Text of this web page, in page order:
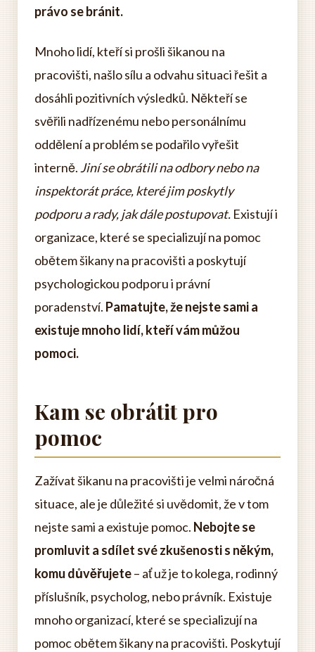
právo se bránit.
Mnoho lidí, kteří si prošli šikanou na
pracovišti, našlo sílu a odvahu situaci řešit a
dosáhli pozitivních výsledků. Někteří se
svěřili nadřízenému nebo personálnímu
oddělení a problém se podařilo vyřešit
interně. Jiní se obrátili na odbory nebo na
inspektorát práce, které jim poskytly
podporu a rady, jak dále postupovat. Existují i
organizace, které se specializují na pomoc
obětem šikany na pracovišti a poskytují
psychologickou podporu i právní
poradenství. Pamatujte, že nejste sami a
existuje mnoho lidí, kteří vám můžou
pomoci.
Kam se obrátit pro
pomoc
Zažívat šikanu na pracovišti je velmi náročná
situace, ale je důležité si uvědomit, že v tom
nejste sami a existuje pomoc. Nebojte se
promluvit a sdílet své zkušenosti s někým,
komu důvěřujete– ať už je to kolega, rodinný
příslušník, psycholog, nebo právník. Existuje
mnoho organizací, které se specializují na
pomoc obětem šikany na pracovišti. Poskytují